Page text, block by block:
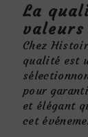
La
Chez
qualité est
pour
et élégant
cet